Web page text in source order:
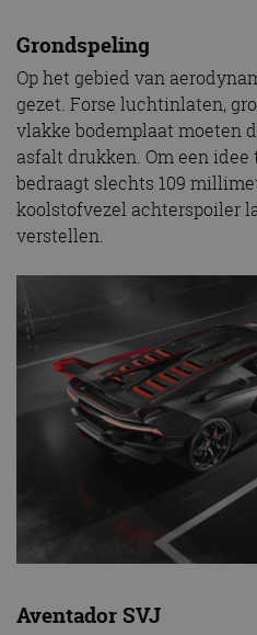
Grondspeling
Op het gebied van
gezet. Forse luchtinlaten,
vlakke bodemplaat moeten
asfalt drukken. Om een idee
bedraagt slechts 109
koolstofvezel achterspoiler
verstellen.
Aventador SVJ